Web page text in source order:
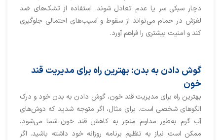
دچار سبکی سر یا عدم تعادل شوند. استفاده از تشک‌های ضد
لغزش در حمام می‌تواند از سقوط و آسیب‌های احتمالی جلوگیری
کند و امنیت بیشتری را فراهم آورد.
گوش دادن به بدن: بهترین راه برای مدیریت قند
خون
بهترین راه برای مدیریت قند خون، گوش دادن به بدن خود و درک
الگوهای شخصی است. برای مثال، اگر متوجه شدید که دوش‌های
آب گرم به‌طور مداوم منجر به کاهش قند خون شما می‌شود،
ممکن است نیاز به تنظیم برنامه روزانه خود داشته باشید. اگر